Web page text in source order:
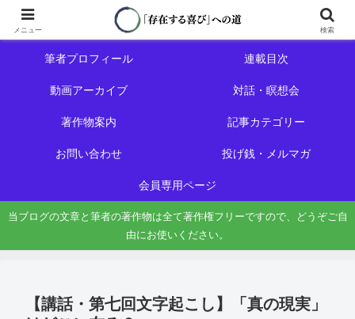
初めての方へ
筆者プロフィール 連載目次
動画アーカイブ 対話・瞑想会
著作物案内 記事カテゴリー
お問い合わせ 投げ銭・メルマガ
会員専用ページ
当ブログの文章と筆者の著作物は全て著作権フリーですので、どうぞご自
由にお使いください。
【講話・第七回文字起こし】「真の現実」
メニュー 検索